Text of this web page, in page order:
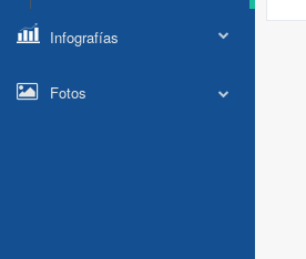
Infografías
Fotos